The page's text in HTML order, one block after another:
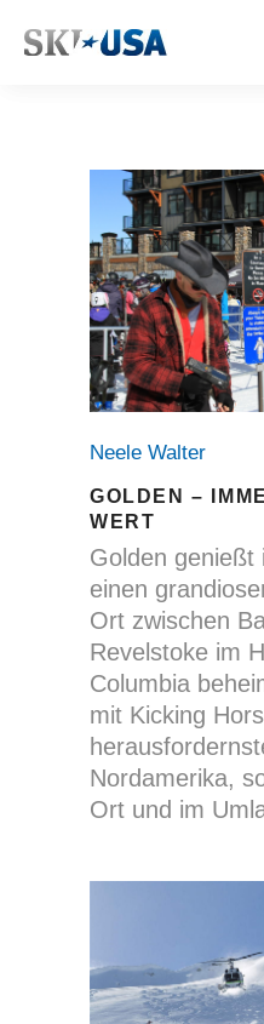
Neele Walter
GOLDEN –
WERT
Golden genießt
einen
Ort zwischen
Revelstoke im
Columbia
mit Kicking
Nordamerika,
Ort und im